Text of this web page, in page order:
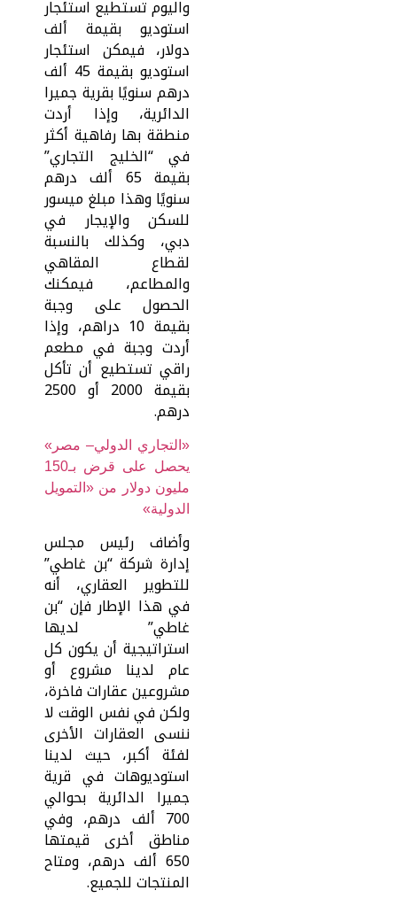
واليوم تستطيع استئجار
استوديو بقيمة ألف
دولار، فيمكن استئجار
استوديو بقيمة 45 ألف
درهم سنويًا بقرية جميرا
الدائرية، وإذا أردت
منطقة بها رفاهية أكثر
في “الخليج التجاري”
بقيمة 65 ألف درهم
سنويًا وهذا مبلغ ميسور
للسكن والإيجار في
دبي، وكذلك بالنسبة
لقطاع المقاهي
والمطاعم، فيمكنك
الحصول على وجبة
بقيمة 10 دراهم، وإذا
أردت وجبة في مطعم
راقي تستطيع أن تأكل
بقيمة 2000 أو 2500
درهم.
«التجاري الدولي– مصر»
يحصل على قرض بـ150
مليون دولار من «التمويل
الدولية»
وأضاف رئيس مجلس
إدارة شركة “بن غاطي”
للتطوير العقاري، أنه
في هذا الإطار فإن “بن
غاطي” لديها
استراتيجية أن يكون كل
عام لدينا مشروع أو
مشروعين عقارات فاخرة،
ولكن في نفس الوقت لا
ننسى العقارات الأخرى
لفئة أكبر، حيث لدينا
استوديوهات في قرية
جميرا الدائرية بحوالي
700 ألف درهم، وفي
مناطق أخرى قيمتها
650 ألف درهم، ومتاح
المنتجات للجميع.